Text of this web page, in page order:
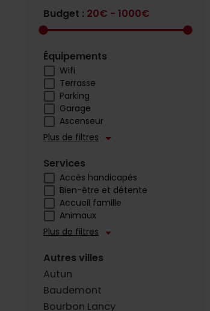
Budget : 20€ - 1000€
Équipements
Wifi
Terrasse
Parking
Garage
Ascenseur
Plus de filtres arrow_drop_down
Services
Accès handicapés
Bien-être et détente
Accueil famille
Animaux
Plus de filtres arrow_drop_down
Autres villes
Autun
Baudemont
Bourbon Lancy